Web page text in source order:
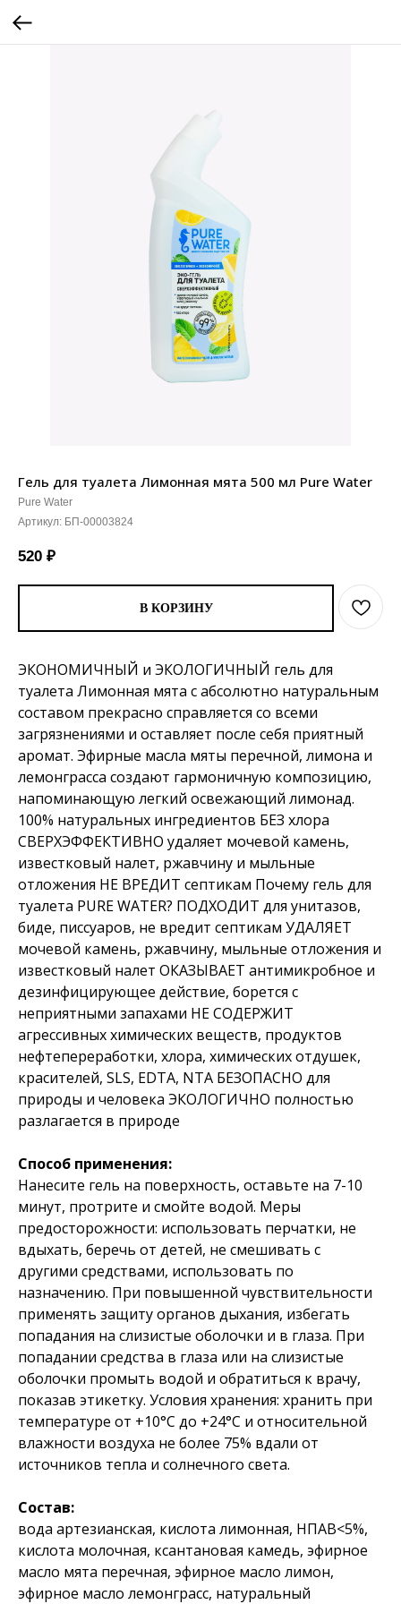
Гель для туалета Лимонная мята 500 мл Pure Water
Pure Water
Артикул: БП-00003824
520 ₽
В КОРЗИНУ
ЭКОНОМИЧНЫЙ и ЭКОЛОГИЧНЫЙ гель для
туалета Лимонная мята с абсолютно натуральным
составом прекрасно справляется со всеми
загрязнениями и оставляет после себя приятный
аромат. Эфирные масла мяты перечной, лимона и
лемонграсса создают гармоничную композицию,
напоминающую легкий освежающий лимонад.
100% натуральных ингредиентов БЕЗ хлора
СВЕРХЭФФЕКТИВНО удаляет мочевой камень,
известковый налет, ржавчину и мыльные
отложения НЕ ВРЕДИТ септикам Почему гель для
туалета PURE WATER? ПОДХОДИТ для унитазов,
биде, писсуаров, не вредит септикам УДАЛЯЕТ
мочевой камень, ржавчину, мыльные отложения и
известковый налет ОКАЗЫВАЕТ антимикробное и
дезинфицирующее действие, борется с
неприятными запахами НЕ СОДЕРЖИТ
агрессивных химических веществ, продуктов
нефтепереработки, хлора, химических отдушек,
красителей, SLS, EDTA, NTA БЕЗОПАСНО для
природы и человека ЭКОЛОГИЧНО полностью
разлагается в природе
Способ применения:
Нанесите гель на поверхность, оставьте на 7-10
минут, протрите и смойте водой. Меры
предосторожности: использовать перчатки, не
вдыхать, беречь от детей, не смешивать с
другими средствами, использовать по
назначению. При повышенной чувствительности
применять защиту органов дыхания, избегать
попадания на слизистые оболочки и в глаза. При
попадании средства в глаза или на слизистые
оболочки промыть водой и обратиться к врачу,
показав этикетку. Условия хранения: хранить при
температуре от +10°C до +24°C и относительной
влажности воздуха не более 75% вдали от
источников тепла и солнечного света.
Состав:
вода артезианская, кислота лимонная, НПАВ<5%,
кислота молочная, ксантановая камедь, эфирное
масло мята перечная, эфирное масло лимон,
эфирное масло лемонграсс, натуральный